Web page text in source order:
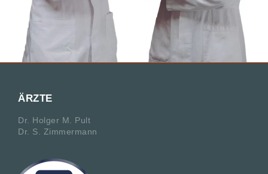
ÄRZTE
Dr. Holger M. Pult
Dr. S. Zimmermann